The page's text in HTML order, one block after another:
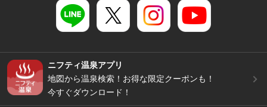
ニフティ温泉アプリ
地図から温泉検索！お得な限定クーポンも！
今すぐダウンロード！